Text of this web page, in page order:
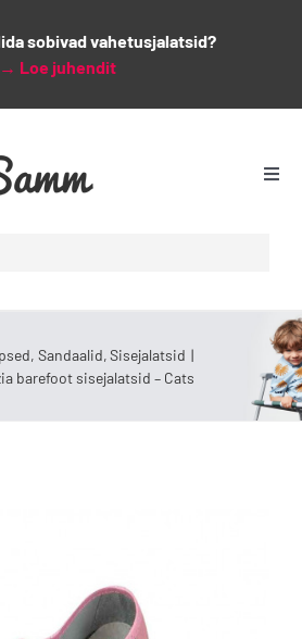
sobivad vahetusjalatsid?
→ Loe juhendit
Sandaalid Sisejalatsid
barefoot sisejalatsid – Cats